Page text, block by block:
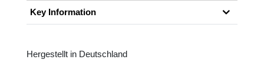
Key Information
Hergestellt in Deutschland